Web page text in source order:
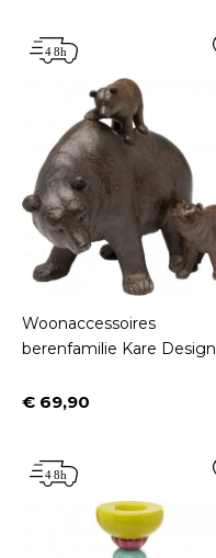
Woonaccessoires
berenfamilie Kare Design
Prijs
€ 69,90